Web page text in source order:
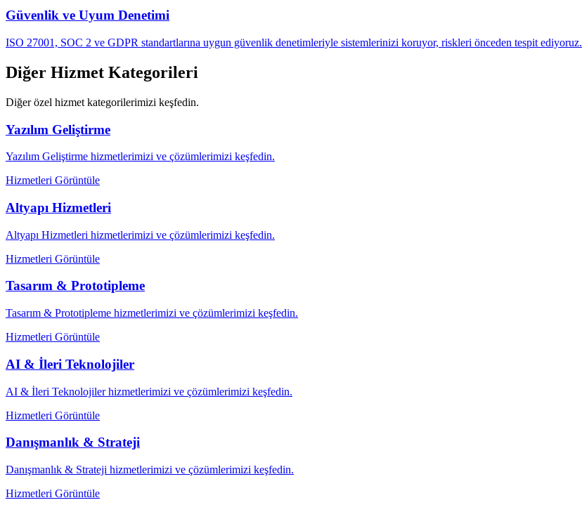
Güvenlik ve Uyum Denetimi
ISO 27001, SOC 2 ve GDPR standartlarına uygun güvenlik denetimleriyle sistemlerinizi koruyor, riskleri önceden tespit ediyoruz.
Diğer Hizmet Kategorileri
Diğer özel hizmet kategorilerimizi keşfedin.
Yazılım Geliştirme
Yazılım Geliştirme hizmetlerimizi ve çözümlerimizi keşfedin.
Hizmetleri Görüntüle
Altyapı Hizmetleri
Altyapı Hizmetleri hizmetlerimizi ve çözümlerimizi keşfedin.
Hizmetleri Görüntüle
Tasarım & Prototipleme
Tasarım & Prototipleme hizmetlerimizi ve çözümlerimizi keşfedin.
Hizmetleri Görüntüle
AI & İleri Teknolojiler
AI & İleri Teknolojiler hizmetlerimizi ve çözümlerimizi keşfedin.
Hizmetleri Görüntüle
Danışmanlık & Strateji
Danışmanlık & Strateji hizmetlerimizi ve çözümlerimizi keşfedin.
Hizmetleri Görüntüle